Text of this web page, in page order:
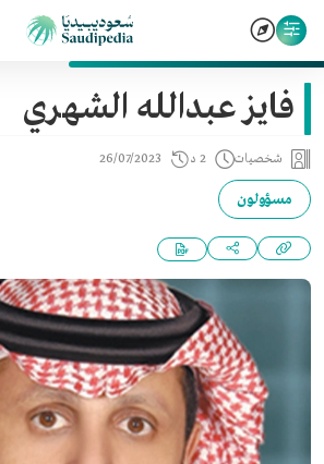
فايز عبدالله الشهري
شخصيات 2 د 26/07/2023
مسؤولون